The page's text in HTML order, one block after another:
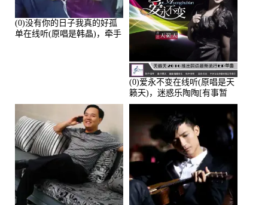
(0)没有你的日子我真的好孤
单在线听(原唱是韩晶)，牵手
(0)爱永不变在线听(原唱是天
籁天)，迷惑乐陶陶[有事暂
离]演唱点播:27678次